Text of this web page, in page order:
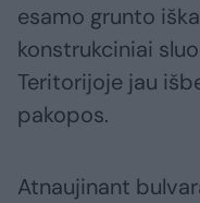
esamo grunto
konstrukciniai
Teritorijoje jau
pakopos.
Atnaujinant